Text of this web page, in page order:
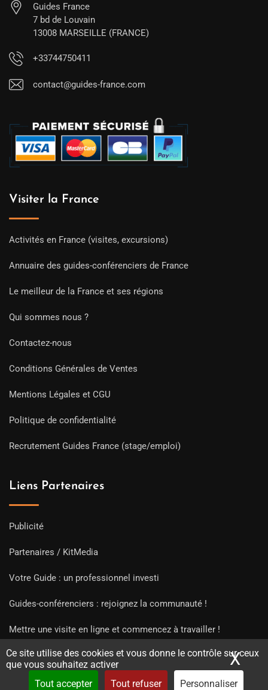
Ce site utilise des cookies et vous donne le contrôle sur ceux
que vous souhaitez activer
Tout accepter
Tout refuser Personnaliser
X
Guides France
7 bd de Louvain
13008 MARSEILLE (FRANCE)
+33744750411
contact@guides-france.com
Visiter la France
Activités en France (visites, excursions)
Annuaire des guides-conférenciers de France
Le meilleur de la France et ses régions
Qui sommes nous ?
Contactez-nous
Conditions Générales de Ventes
Mentions Légales et CGU
Politique de confidentialité
Recrutement Guides France (stage/emploi)
Liens Partenaires
Publicité
Partenaires / KitMedia
Votre Guide : un professionnel investi
Guides-conférenciers : rejoignez la communauté !
Mettre une visite en ligne et commencez à travailler !